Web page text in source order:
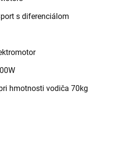
s diferenciálom
hmotnosti vodiča 70kg